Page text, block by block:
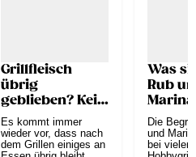
Grillfleisch
übrig
geblieben? Kein
Problem!
Es kommt immer
wieder vor, dass nach
dem Grillen einiges an
Was
Rub
Die
und
bei vielen